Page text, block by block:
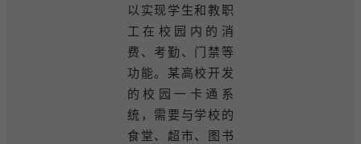
以实现学生和教职
工在校园内的消
费、考勤、门禁等
功能。某高校开发
的校园一卡通系
统，需要与学校的
食堂、超市、图书